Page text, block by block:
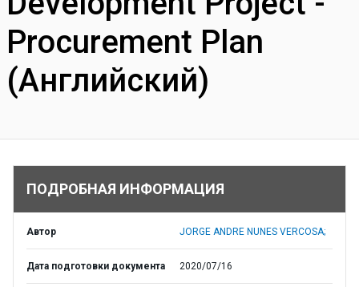
Procurement Plan
(Английский)
ПОДРОБНАЯ ИНФОРМАЦИЯ
Автор JORGE ANDRE NUNES VERCOSA;
Дата подготовки документа 2020/07/16